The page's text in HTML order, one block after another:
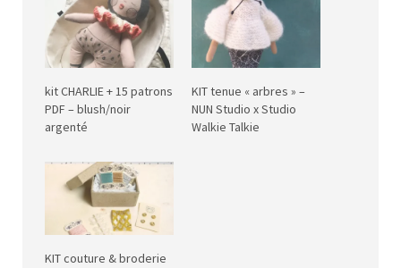
kit CHARLIE + 15 patrons
PDF – blush/noir
argenté
KIT tenue « arbres » –
NUN Studio x Studio
Walkie Talkie
KIT couture & broderie